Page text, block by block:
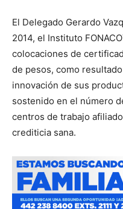
El Delegado Gerardo
2014, el Instituto
colocaciones de
de pesos, como
innovación de sus
sostenido en el número
centros de trabajo
crediticia sana.